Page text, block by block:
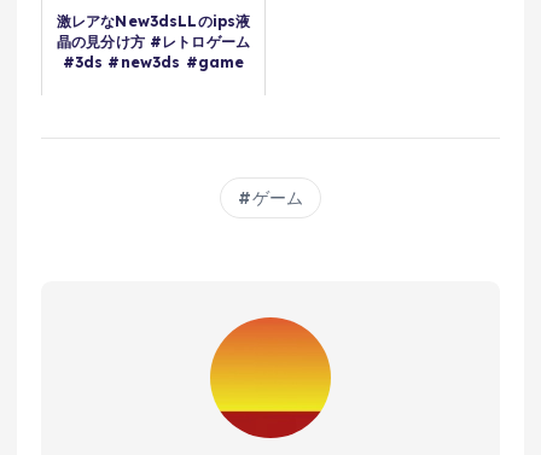
激レアなNew3dsLLのips液
晶の見分け方 #レトロゲーム
#3ds #new3ds #game
ゲーム